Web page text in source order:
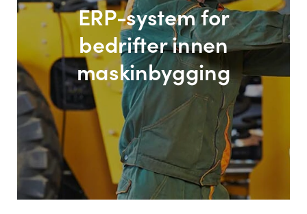
ERP-system for
bedrifter innen
maskinbygging